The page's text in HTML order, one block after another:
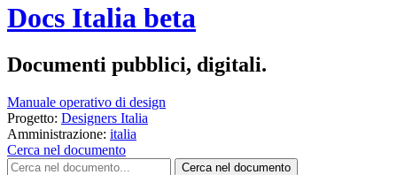
Docs Italia beta
Documenti pubblici, digitali.
Manuale operativo di design
Progetto: Designers Italia
Amministrazione: italia
Cerca nel documento
Cerca nel documento